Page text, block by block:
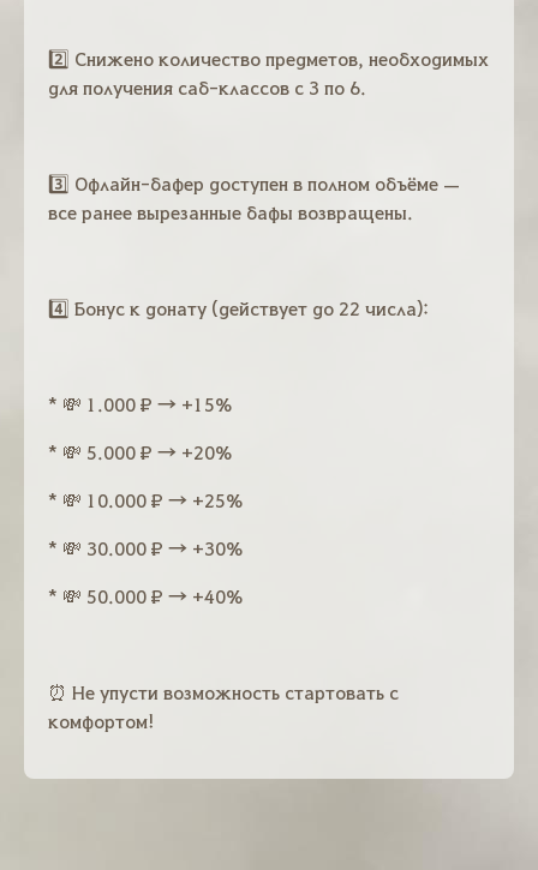
2️⃣ Снижено количество предметов, необходимых
для получения саб-классов с 3 по 6.
3️⃣ Офлайн-бафер доступен в полном объёме —
все ранее вырезанные бафы возвращены.
4️⃣ Бонус к донату (действует до 22 числа):
* 💸 1.000 ₽ → +15%
* 💸 5.000 ₽ → +20%
* 💸 10.000 ₽ → +25%
* 💸 30.000 ₽ → +30%
* 💸 50.000 ₽ → +40%
⏰ Не упусти возможность стартовать с
комфортом!